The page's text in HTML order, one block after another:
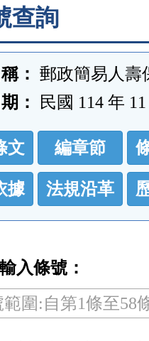
查詢
： 郵政簡易人壽
：
民國 114 年
文 編章節
據 法規沿革
入條號：